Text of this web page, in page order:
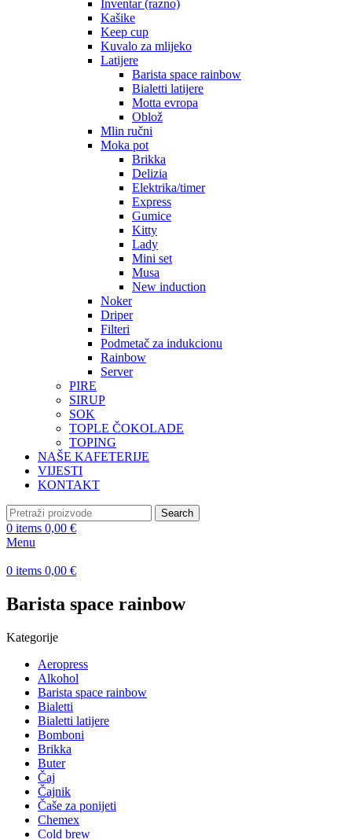
Inventar (razno)
Kašike
Keep cup
Kuvalo za mlijeko
Latijere
Barista space rainbow
Bialetti latijere
Motta evropa
Oblož
Mlin ručni
Moka pot
Brikka
Delizia
Elektrika/timer
Express
Gumice
Kitty
Lady
Mini set
Musa
New induction
Noker
Driper
Filteri
Podmetač za indukcionu
Rainbow
Server
PIRE
SIRUP
SOK
TOPLE ČOKOLADE
TOPING
NAŠE KAFETERIJE
VIJESTI
KONTAKT
Search
0 items 0,00 €
Menu
0 items 0,00 €
Barista space rainbow
Kategorije
Aeropress
Alkohol
Barista space rainbow
Bialetti
Bialetti latijere
Bomboni
Brikka
Buter
Čaj
Čajnik
Čaše za ponijeti
Chemex
Cold brew